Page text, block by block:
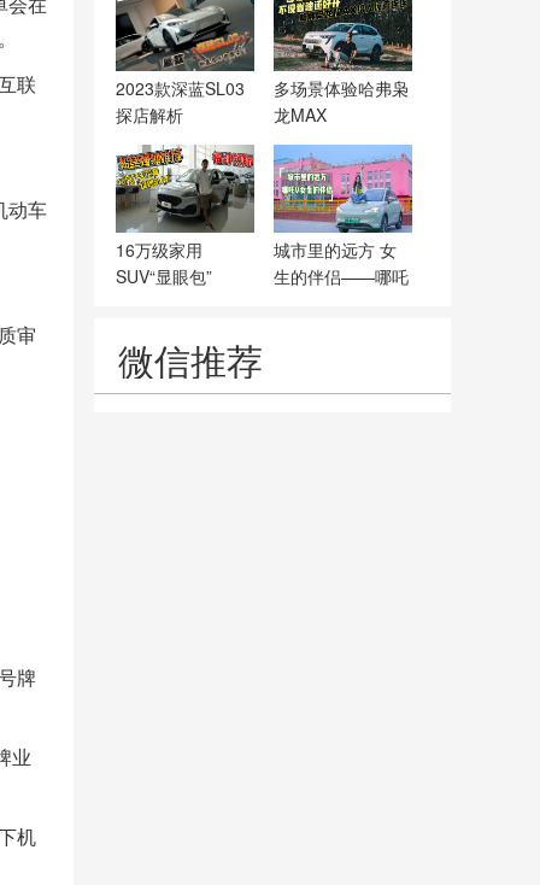
联
动车
审
牌
业
机
2023款深蓝SL03
探店解析
多场景体验哈弗枭
龙MAX
16万级家用
SUV“显眼包”
城市里的远方 女
生的伴侣——哪吒
微信推荐